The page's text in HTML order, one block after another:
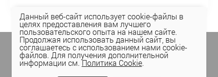
Подпишитесь на спецпредложенияв личном
кабинете Elema(email, viber) или
присоединяйтесь к нам в социальных сетях.
Данный веб-сайт использует cookie-файлы в
целях предоставления вам лучшего
пользовательского опыта на нашем сайте.
Продолжая использовать данный сайт, вы
соглашаетесь с использованием нами cookie-
файлов. Для получения дополнительной
информации см.Политика Cookie.